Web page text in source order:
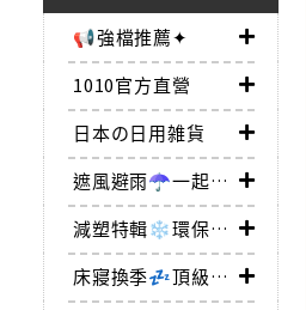
📢強檔推薦✦
1010官方直營
日本の日用雑貨
遮風避雨☂一起撐傘
減塑特輯❄環保愛地球
床寢換季💤頂級舒眠逸品